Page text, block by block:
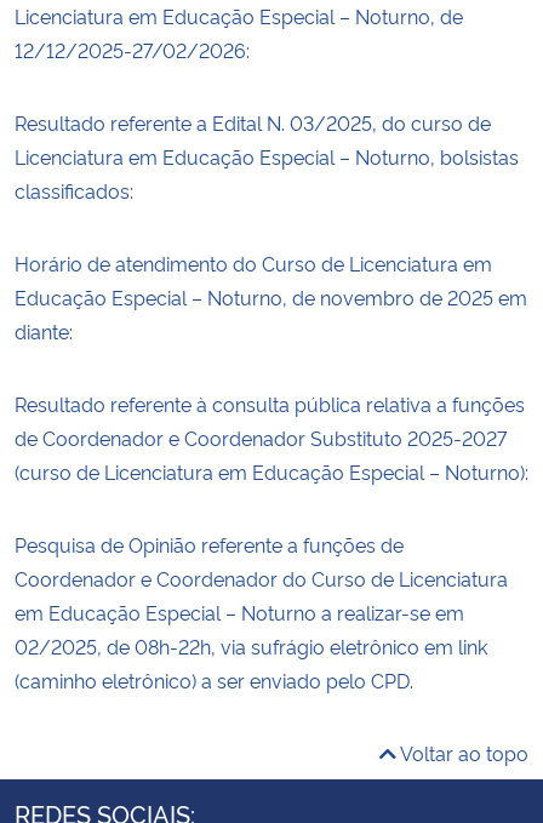
Licenciatura em Educação Especial – Noturno, de
12/12/2025-27/02/2026:
Resultado referente a Edital N. 03/2025, do curso de
Licenciatura em Educação Especial – Noturno, bolsistas
classificados:
Horário de atendimento do Curso de Licenciatura em
Educação Especial – Noturno, de novembro de 2025 em
diante:
Resultado referente à consulta pública relativa a funções
de Coordenador e Coordenador Substituto 2025-2027
(curso de Licenciatura em Educação Especial – Noturno):
Pesquisa de Opinião referente a funções de
Coordenador e Coordenador do Curso de Licenciatura
em Educação Especial – Noturno a realizar-se em
02/2025, de 08h-22h, via sufrágio eletrônico em link
(caminho eletrônico) a ser enviado pelo CPD.
Voltar ao topo
REDES SOCIAIS: